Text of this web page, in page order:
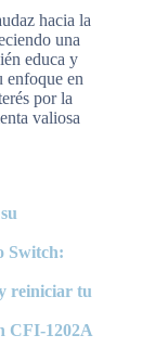
hacia la
una
educa y
enfoque en
por la
valiosa
Switch:
reiniciar tu
CFI-1202A